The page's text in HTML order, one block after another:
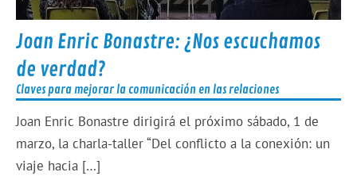
Joan Enric Bonastre: ¿Nos escuchamos
de verdad?
Claves para mejorar la comunicación en las relaciones
Joan Enric Bonastre dirigirá el próximo sábado, 1 de
marzo, la charla-taller “Del conflicto a la conexión: un
viaje hacia […]